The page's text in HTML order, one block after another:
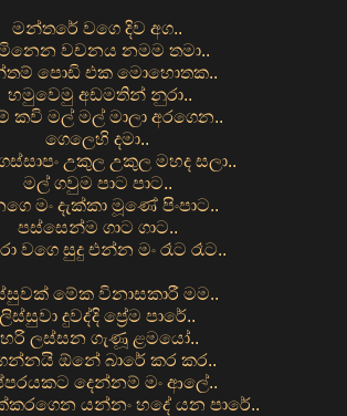
මන්තරේ වගෙ දිව අග..
වචනය නමම තමා..
පොඩි එක මොහොතක..
හමුවෙමු අඩමතින් නුරා..
කවි මල් මල් මාලා අරගෙන..
ගෙලෙහි දමා..
උකුල උකුල මහද සලා..
මල් ගවුම පාට පාට..
මං දැක්කා මූණේ පිංපාට..
පස්සෙන්ම ගාට ගාට..
වගෙ සුදු එන්න මං රෑට රෑට..
මේක විනාසකාරී මම..
ලිස්සුවා දුවද්දි ප්‍රේම පාරේ..
හරි ලස්සන ගැණූ ළමයෝ..
ඕනේ බාරේ කර කර..
දෙන්නම් මං ආලේ..
යන්නං හදේ යන පාරේ..